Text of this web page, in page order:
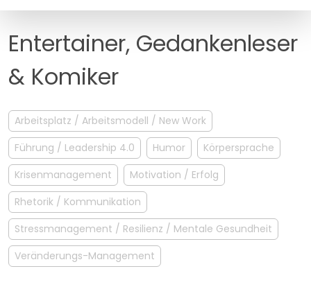
MANAGEMENT
Entertainer, Gedankenleser
& Komiker
Arbeitsplatz / Arbeitsmodell / New Work
Führung / Leadership 4.0
Humor
Körpersprache
Krisenmanagement
Motivation / Erfolg
Rhetorik / Kommunikation
Stressmanagement / Resilienz / Mentale Gesundheit
Veränderungs-Management